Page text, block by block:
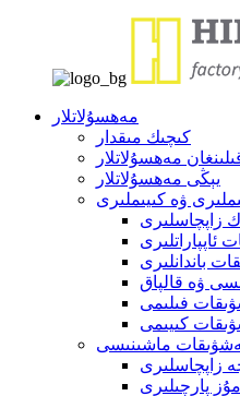
مەھسۇلاتلار
كىچىك مىقدار
مەھسۇلاتلار
يېڭى مەھسۇلاتلار
ۋە كىيىملىرى
زاپچاسلىرى
ئاپپاراتلىرى
باندانلىرى
ۋە قالپاق
فىلىمى
كىيىمى
ماشىنىسى
زاپچاسلىرى
پارچىلىرى